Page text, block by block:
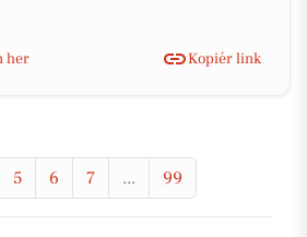
her
Kopiér link
5 6 7 ... 99